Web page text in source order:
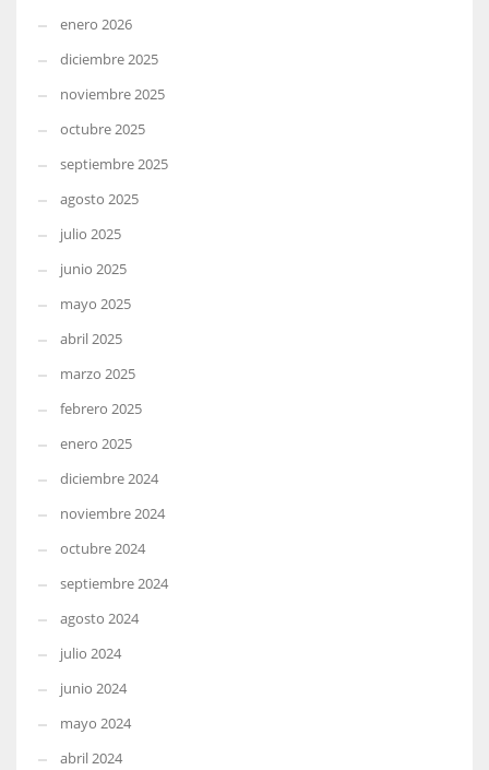
enero 2026
diciembre 2025
noviembre 2025
octubre 2025
septiembre 2025
agosto 2025
julio 2025
junio 2025
mayo 2025
abril 2025
marzo 2025
febrero 2025
enero 2025
diciembre 2024
noviembre 2024
octubre 2024
septiembre 2024
agosto 2024
julio 2024
junio 2024
mayo 2024
abril 2024